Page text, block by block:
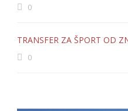
0
TRANSFER ZA ŠPORT OD
0